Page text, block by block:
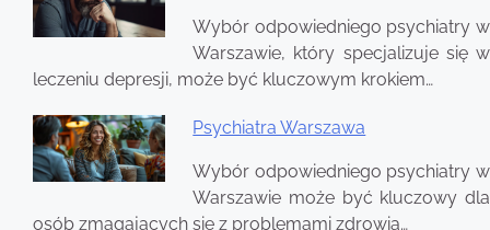
Wybór odpowiedniego psychiatry w
Warszawie, który specjalizuje się w
leczeniu depresji, może być kluczowym krokiem…
Psychiatra Warszawa
Wybór odpowiedniego psychiatry w
Warszawie może być kluczowy dla
osób zmagających się z problemami zdrowia…
Nawigacja